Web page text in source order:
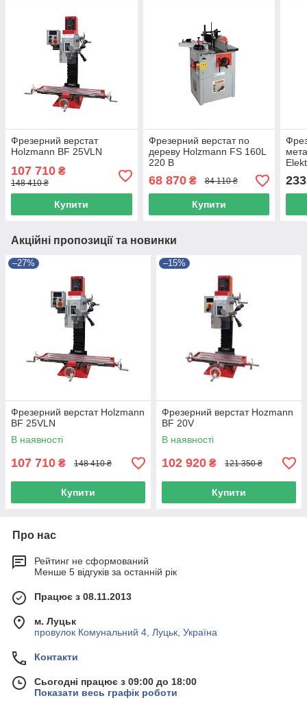
Фрезерний верстат
Holzmann BF 25VLN
107 710 ₴
148 410 ₴
Купити
Фрезерний верстат по
дереву Holzmann FS 160L
220 В
68 870₴ 84 110 ₴
Купити
Акційні пропозиції та новинки
–27%
Фрезерний верстат Holzmann
BF 25VLN
В наявності
107 710 ₴ 148 410 ₴
Купити
–15%
Фрезерний верстат Hozmann
BF 20V
В наявності
102 920 ₴ 121 350 ₴
Купити
Про нас
Рейтинг не сформований
Менше 5 відгуків за останній рік
Працює з 08.11.2013
м. Луцьк
провулок Комунальний 4, Луцьк, Україна
Контакти
Сьогодні працює з 09:00 до 18:00
Показати весь графік роботи